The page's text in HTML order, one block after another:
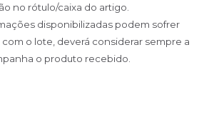
no rótulo/caixa do artigo.
disponibilizadas podem sofrer
o lote, deverá considerar sempre a
o produto recebido.